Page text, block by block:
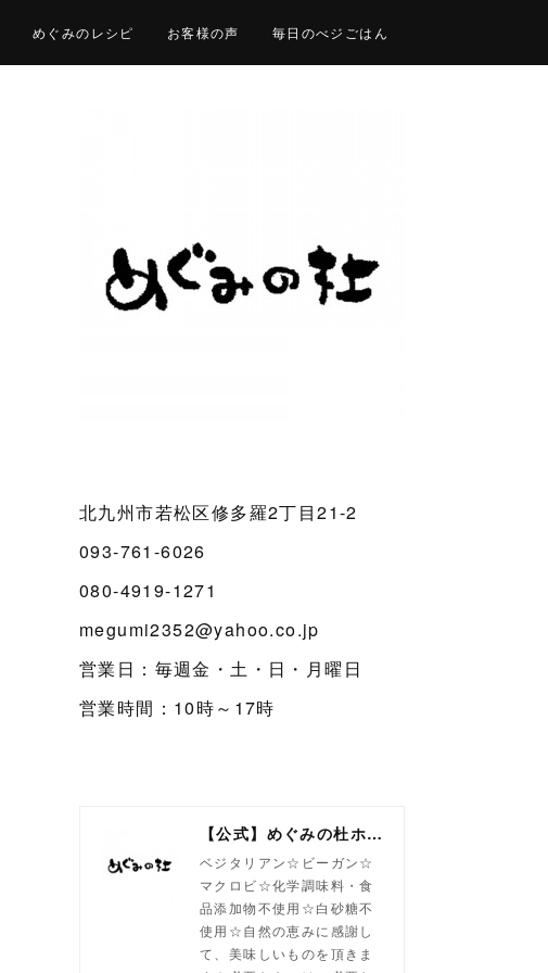
めぐみのレシピ お客様の声 毎日のべジごはん
北九州市若松区修多羅2丁目21-2
093-761-6026
080-4919-1271
megumi2352@yahoo.co.jp
営業日：毎週金・土・日・月曜日
営業時間：10時～17時
【公式】めぐみの杜ホームページ(旧自然食工房）
ベジタリアン☆ビーガン☆
マクロビ☆化学調味料・食
品添加物不使用☆白砂糖不
使用☆自然の恵みに感謝し
て、美味しいものを頂きま